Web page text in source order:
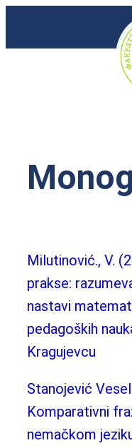
Milutinović., V.
prakse:
nastavi
pedagoških
Kragujevcu
Stanojević
Komparativni
nemačkom